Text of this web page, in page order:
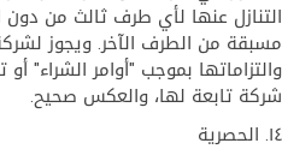
التنازل عنها لأي طرف ثالث من
والتزاماتها بموجب "أوامر الشراء"
شركة تابعة لها، والعكس صحيح.
١٤. الحصرية